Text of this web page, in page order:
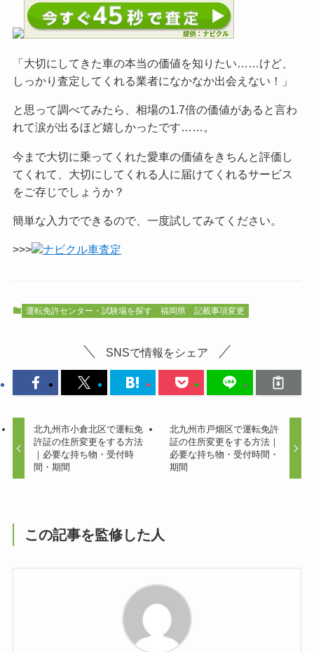
「大切にしてきた車の本当の価値を知りたい……けど、
しっかり査定してくれる業者になかなか出会えない！」
と思って調べてみたら、相場の1.7倍の価値があると言わ
れて涙が出るほど嬉しかったです……。
今まで大切に乗ってくれた愛車の価値をきちんと評価し
てくれて、大切にしてくれる人に届けてくれるサービス
をご存じでしょうか？
簡単な入力でできるので、一度試してみてください。
>>> ナビクル車査定
運転免許センター・試験場を探す 福岡県 記載事項変更
SNSで情報をシェア
北九州市小倉北区で運転免
許証の住所変更をする方法
｜必要な持ち物・受付時
間・期間
北九州市戸畑区で運転免許
証の住所変更をする方法｜
必要な持ち物・受付時間・
期間
この記事を監修した人